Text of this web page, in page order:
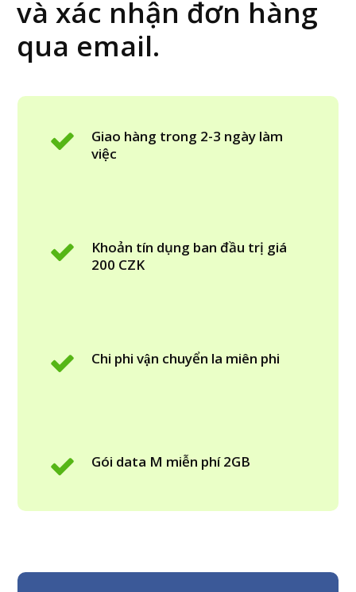
và xác nhận đơn hàng
qua email.
Giao hàng trong 2-3 ngày làm
việc
Khoản tín dụng ban đầu trị giá
200 CZK
Chi phi vận chuyển la miên phi
Gói data M miễn phí 2GB